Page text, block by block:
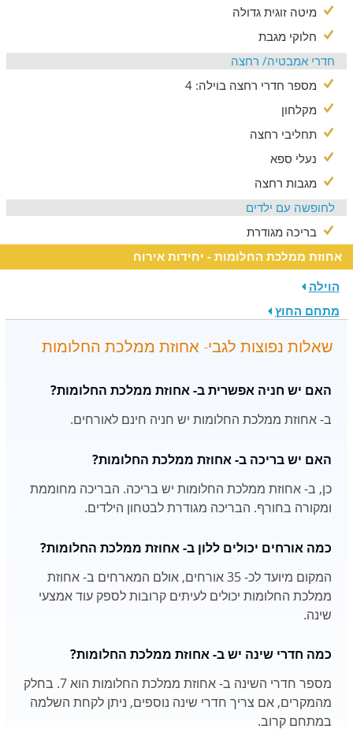
מיטה זוגית גדולה
חלוקי מגבת
חדרי אמבטיה/ רחצה
מספר חדרי רחצה בוילה: 4
מקלחון
תחליבי רחצה
נעלי ספא
מגבות רחצה
לחופשה עם ילדים
בריכה מגודרת
אחוזת ממלכת החלומות - יחידות אירוח
הוילה
מתחם החוץ
שאלות נפוצות לגבי- אחוזת ממלכת החלומות
האם יש חניה אפשרית ב- אחוזת ממלכת החלומות?
ב- אחוזת ממלכת החלומות יש חניה חינם לאורחים.
האם יש בריכה ב- אחוזת ממלכת החלומות?
כן, ב- אחוזת ממלכת החלומות יש בריכה. הבריכה מחוממת
ומקורה בחורף. הבריכה מגודרת לבטחון הילדים.
כמה אורחים יכולים ללון ב- אחוזת ממלכת החלומות?
המקום מיועד לכ- 35 אורחים, אולם המארחים ב- אחוזת
ממלכת החלומות יכולים לעיתים קרובות לספק עוד אמצעי
שינה.
כמה חדרי שינה יש ב- אחוזת ממלכת החלומות?
מספר חדרי השינה ב- אחוזת ממלכת החלומות הוא 7. בחלק
מהמקרים, אם צריך חדרי שינה נוספים, ניתן לקחת השלמה
במתחם קרוב.